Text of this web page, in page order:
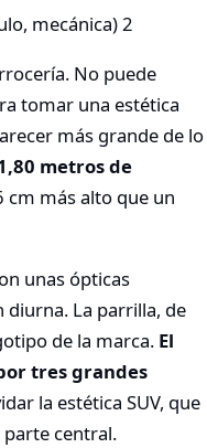
No puede
tomar una estética
más grande de lo
metros de
cm más alto que un
unas ópticas
diurna. La parrilla, de
de la marca. El
tres grandes
la estética SUV, que
central.